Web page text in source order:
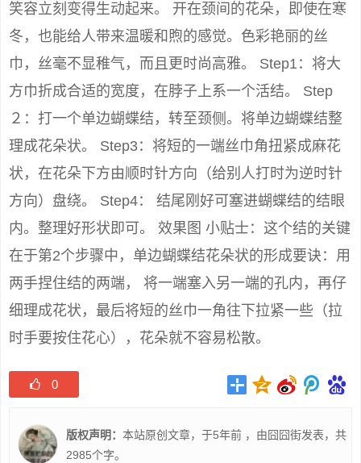
笑容立刻变得生动起来。 开在颈间的花朵，即使在寒
冬，也能给人带来温暖和煦的感觉。色彩艳丽的丝
巾，丝毫不显稚气，而且更时尚高雅。 Step1：将大
方巾折成合适的宽度，在脖子上系一个活结。 Step
２：打一个单边蝴蝶结，转至颈侧。将单边蝴蝶结整
理成花朵状。 Step3：将短的一端丝巾角扭紧成麻花
状，在花朵下方由顺时针方向（给别人打时为逆时针
方向）盘绕。 Step4： 结尾刚好可塞进蝴蝶结的结眼
内。整理好形状即可。 效果图 小贴士：这个结的关键
在于第2个步骤中，单边蝴蝶结花朵状的形成要诀：用
两手捏住结的两端， 将一端塞入另一端的孔内，再仔
细理成花状，最后将短的丝巾一角往下拉紧一些（拉
时手要按住花心），花朵就不容易松散。
0
版权声明： 本站原创文章，于5年前 ，由囧囧街发表，共
2985个字。